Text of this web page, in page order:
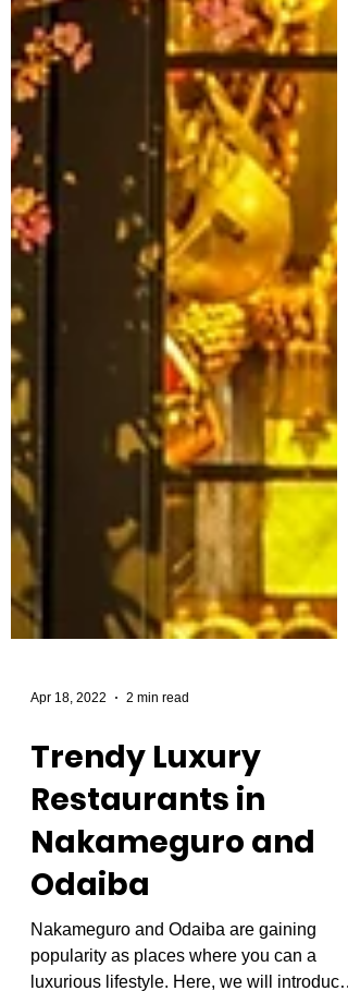
Trendy Luxury
Restaurants in
Nakameguro and
Odaiba